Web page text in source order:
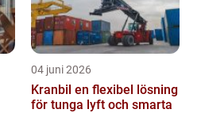
04 juni 2026
Kranbil en flexibel lösning
för tunga lyft och smarta